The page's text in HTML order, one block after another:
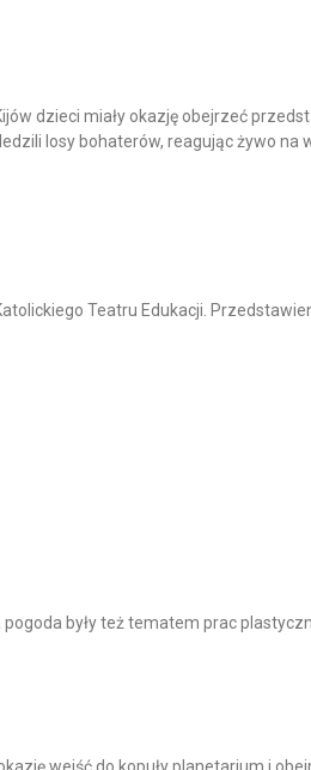
dzieci miały okazję obejrzeć
losy bohaterów, reagując żywo na
Teatru Edukacji.
były też tematem prac